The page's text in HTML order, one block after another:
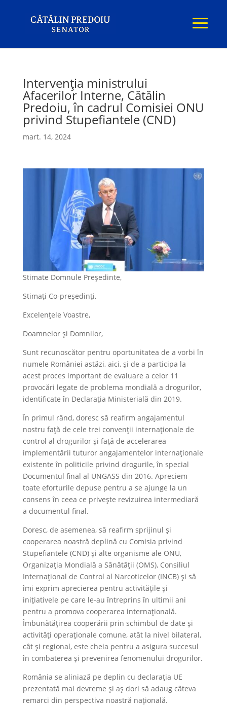
Intervenția ministrului
Afacerilor Interne, Cătălin
Predoiu, în cadrul Comisiei ONU
privind Stupefiantele (CND)
mart. 14, 2024
Stimate Domnule Președinte,
Stimați Co-președinți,
Excelențele Voastre,
Doamnelor și Domnilor,
Sunt recunoscător pentru oportunitatea de a vorbi în
numele României astăzi, aici, și de a participa la
acest proces important de evaluare a celor 11
provocări legate de problema mondială a drogurilor,
identificate în Declarația Ministerială din 2019.
În primul rând, doresc să reafirm angajamentul
nostru față de cele trei convenții internaționale de
control al drogurilor și față de accelerarea
implementării tuturor angajamentelor internaționale
existente în politicile privind drogurile, în special
Documentul final al UNGASS din 2016. Apreciem
toate eforturile depuse pentru a se ajunge la un
consens în ceea ce privește revizuirea intermediară
a documentul final.
Doresc, de asemenea, să reafirm sprijinul și
cooperarea noastră deplină cu Comisia privind
Stupefiantele (CND) și alte organisme ale ONU,
Organizația Mondială a Sănătății (OMS), Consiliul
Internațional de Control al Narcoticelor (INCB) și să
îmi exprim aprecierea pentru activitățile și
inițiativele pe care le-au întreprins în ultimii ani
pentru a promova cooperarea internațională.
Îmbunătățirea cooperării prin schimbul de date și
activități operaționale comune, atât la nivel bilateral,
cât și regional, este cheia pentru a asigura succesul
în combaterea și prevenirea fenomenului drogurilor.
România se aliniază pe deplin cu declarația UE
prezentată mai devreme și aș dori să adaug câteva
remarci din perspectiva noastră națională.